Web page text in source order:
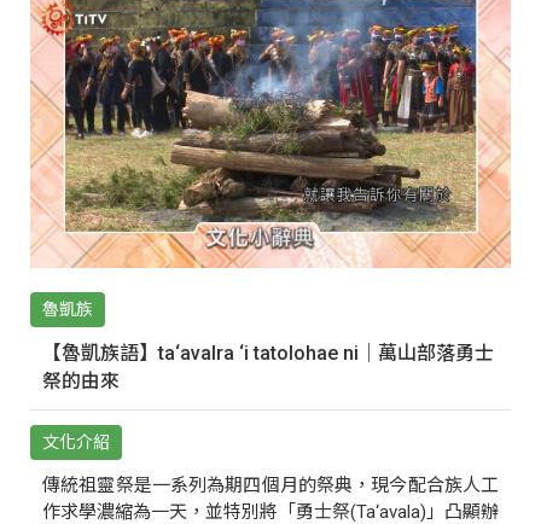
魯凱族
【魯凱族語】ta‘avalra ‘i tatolohae ni｜萬山部落勇士
祭的由來
文化介紹
傳統祖靈祭是一系列為期四個月的祭典，現今配合族人工
作求學濃縮為一天，並特別將「勇士祭(Ta‘avala)」凸顯辦